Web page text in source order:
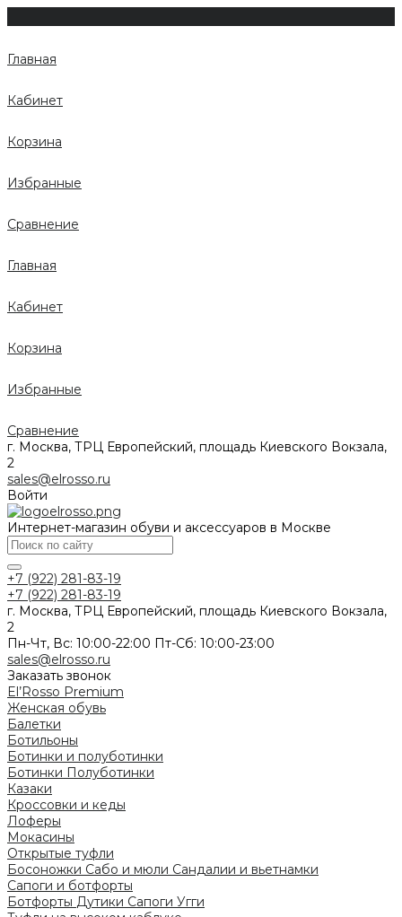
Главная
Кабинет
Корзина
Избранные
Сравнение
Главная
Кабинет
Корзина
Избранные
Сравнение
г. Москва, ТРЦ Европейский, площадь Киевского Вокзала,
2
sales@elrosso.ru
Войти
Интернет-магазин обуви и аксессуаров в Москве
+7 (922) 281-83-19
+7 (922) 281-83-19
г. Москва, ТРЦ Европейский, площадь Киевского Вокзала,
2
Пн-Чт, Вс: 10:00-22:00 Пт-Сб: 10:00-23:00
sales@elrosso.ru
Заказать звонок
El’Rosso Premium
Женская обувь
Балетки
Ботильоны
Ботинки и полуботинки
Ботинки Полуботинки
Казаки
Кроссовки и кеды
Лоферы
Мокасины
Открытые туфли
Босоножки Сабо и мюли Сандалии и вьетнамки
Сапоги и ботфорты
Ботфорты Дутики Сапоги Угги